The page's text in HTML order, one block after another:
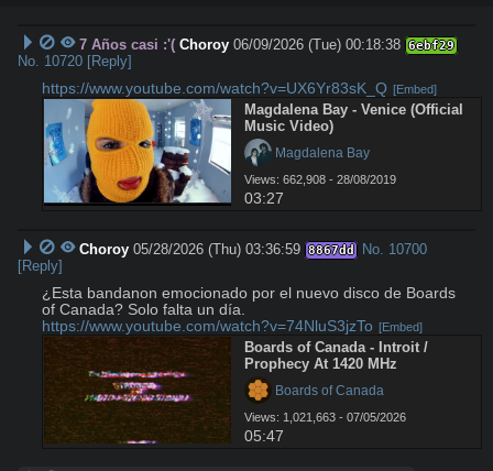
7 Años casi :'( Choroy 06/09/2026 (Tue) 00:18:38 6ebf29
No. 10720 [Reply]
https://www.youtube.com/watch?v=UX6Yr83sK_Q [Embed]
Magdalena Bay - Venice (Official
Music Video)
Magdalena Bay
Views: 662,908 - 28/08/2019
03:27
Choroy 05/28/2026 (Thu) 03:36:59 8867dd No. 10700
[Reply]
¿Esta bandanon emocionado por el nuevo disco de Boards
https://www.youtube.com/watch?v=74NluS3jzTo [Embed]
Boards of Canada - Introit /
Prophecy At 1420 MHz
Boards of Canada
Views: 1,021,663 - 07/05/2026
05:47